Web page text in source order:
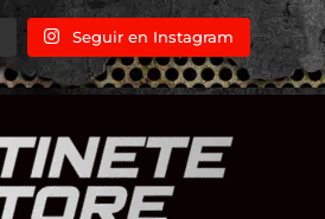
Seguir en Instagram